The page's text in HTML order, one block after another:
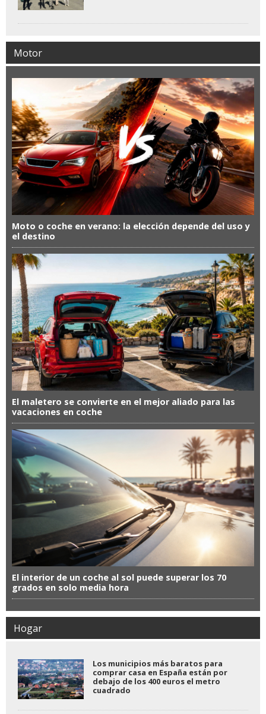
Motor
Moto o coche en verano: la elección depende del uso y
el destino
El maletero se convierte en el mejor aliado para las
vacaciones en coche
El interior de un coche al sol puede superar los 70
grados en solo media hora
Hogar
Los municipios más baratos para
comprar casa en España están por
debajo de los 400 euros el metro
cuadrado